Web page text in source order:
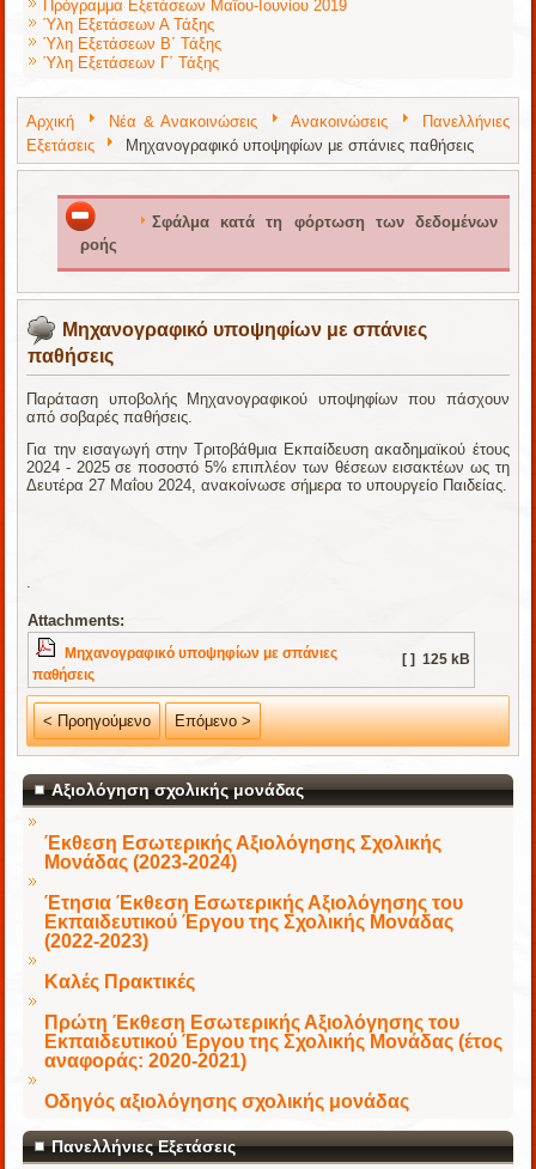
Πρόγραμμα Εξετάσεων Μαΐου-Ιουνίου 2019
Ύλη Εξετάσεων Α Τάξης
Ύλη Εξετάσεων Β΄ Τάξης
Ύλη Εξετάσεων Γ΄ Τάξης
Αρχική Νέα & Ανακοινώσεις Ανακοινώσεις
Πανελλήνιες
Εξετάσεις
Μηχανογραφικό υποψηφίων με σπάνιες παθήσεις
Σφάλμα κατά τη φόρτωση των δεδομένων
ροής
Μηχανογραφικό υποψηφίων με σπάνιες
παθήσεις
Παράταση υποβολής Μηχανογραφικού υποψηφίων που πάσχουν
από σοβαρές παθήσεις.
Για την εισαγωγή στην Τριτοβάθμια Εκπαίδευση ακαδημαϊκού έτους
2024 - 2025 σε ποσοστό 5% επιπλέον των θέσεων εισακτέων ως τη
Δευτέρα 27 Μαΐου 2024, ανακοίνωσε σήμερα το υπουργείο Παιδείας.
Attachments:
Μηχανογραφικό υποψηφίων με σπάνιες
παθήσεις
[ ] 125 kB
< Προηγούμενο Επόμενο >
Αξιολόγηση σχολικής μονάδας
Έκθεση Εσωτερικής Αξιολόγησης Σχολικής
Μονάδας (2023-2024)
Έτησια Έκθεση Εσωτερικής Αξιολόγησης του
Εκπαιδευτικού Έργου της Σχολικής Μονάδας
(2022-2023)
Καλές Πρακτικές
Πρώτη Έκθεση Εσωτερικής Αξιολόγησης του
Εκπαιδευτικού Έργου της Σχολικής Μονάδας (έτος
αναφοράς: 2020-2021)
Οδηγός αξιολόγησης σχολικής μονάδας
Πανελλήνιες Εξετάσεις